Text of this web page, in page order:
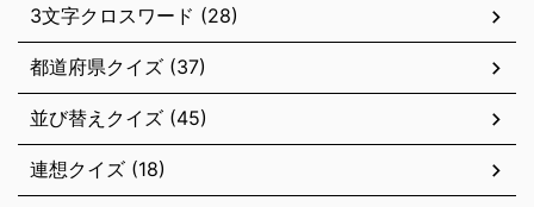
3文字クロスワード (28)
都道府県クイズ (37)
並び替えクイズ (45)
連想クイズ (18)